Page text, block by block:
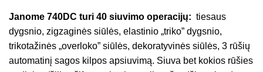
Janome 740DC turi 40 siuvimo operacijų: tiesaus
dygsnio, zigzaginės siūlės, elastinio „triko” dygsnio,
trikotažinės „overloko” siūlės, dekoratyvinės siūlės, 3 rūšių
automatinį sagos kilpos apsiuvimą. Siuva bet kokios rūšies